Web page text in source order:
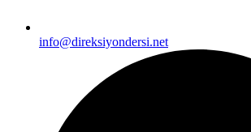
info@direksiyondersi.net